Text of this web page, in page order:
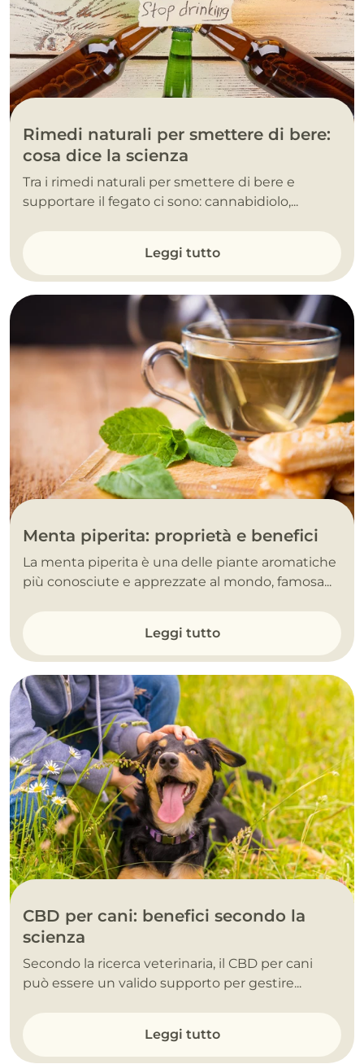
Rimedi naturali per smettere di bere:
cosa dice la scienza
Tra i rimedi naturali per smettere di bere e
supportare il fegato ci sono: cannabidiolo,...
Leggi tutto
Menta piperita: proprietà e benefici
La menta piperita è una delle piante aromatiche
più conosciute e apprezzate al mondo, famosa...
Leggi tutto
CBD per cani: benefici secondo la
scienza
Secondo la ricerca veterinaria, il CBD per cani
può essere un valido supporto per gestire...
Leggi tutto